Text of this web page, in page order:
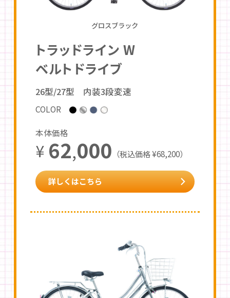
グロスブラック
トラッドライン W
ベルトドライブ
26型/27型 内装3段変速
COLOR
本体価格
¥ 62,000 （税込価格 ¥68,200）
詳しくはこちら